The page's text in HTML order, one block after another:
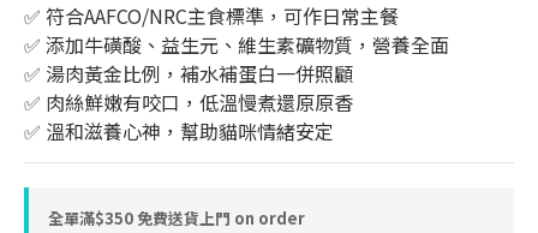
✅️ 符合AAFCO/NRC主食標準，可作日常主餐
✅️ 添加牛磺酸、益生元、維生素礦物質，營養全面
✅️ 湯肉黃金比例，補水補蛋白一併照顧
✅️ 肉絲鮮嫩有咬口，低溫慢煮還原原香
✅️ 溫和滋養心神，幫助貓咪情緒安定
全單滿$350 免費送貨上門 on order